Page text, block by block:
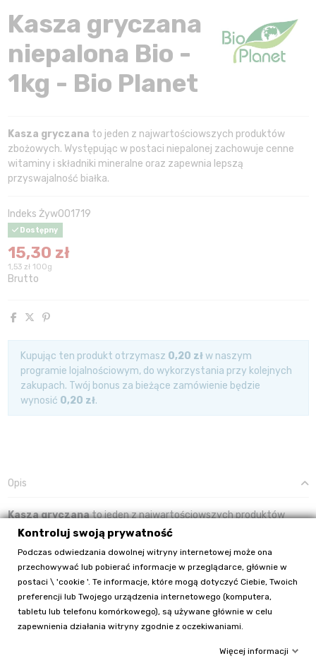
Kasza gryczana
niepalona Bio -
1kg - Bio Planet
Kasza gryczana to jeden z najwartościowszych produktów
zbożowych. Występując w postaci niepalonej zachowuje cenne
witaminy i składniki mineralne oraz zapewnia lepszą
przyswajalność białka.
Indeks Żyw001719
Dostępny
15,30 zł
1,53 zł 100g
Brutto
Kupując ten produkt otrzymasz 0,20 złw naszym
programie lojalnościowym, do wykorzystania przy kolejnych
zakupach. Twój bonus za bieżące zamówienie będzie
wynosić 0,20 zł.
Opis
Kasza gryczanato jeden z najwartościowszych produktów
zbożowych. Występując w postaci niepalonej zachowuje cenne
Grykacharakteryzuje się dużą zawartością składników
mineralnych, takich jak potas, magnez, żelazo oraz witamin,
szczególnie z grupy B. Posiada wysoki udziału skrobi, jednak nie
ulega ona trawieniu i stanowi błonnik pokarmowy, który reguluje
przemiany materii oraz obniża poziom cholesterolu i glukozy we
Kontroluj swoją prywatność
Podczas odwiedzania dowolnej witryny internetowej może ona
przechowywać lub pobierać informacje w przeglądarce, głównie w
postaci \ 'cookie '. Te informacje, które mogą dotyczyć Ciebie, Twoich
preferencji lub Twojego urządzenia internetowego (komputera,
tabletu lub telefonu komórkowego), są używane głównie w celu
zapewnienia działania witryny zgodnie z oczekiwaniami.
Więcej informacji